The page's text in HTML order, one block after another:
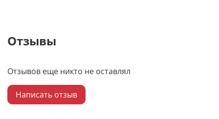
Отзывы
Отзывов еще никто не оставлял
Написать отзыв